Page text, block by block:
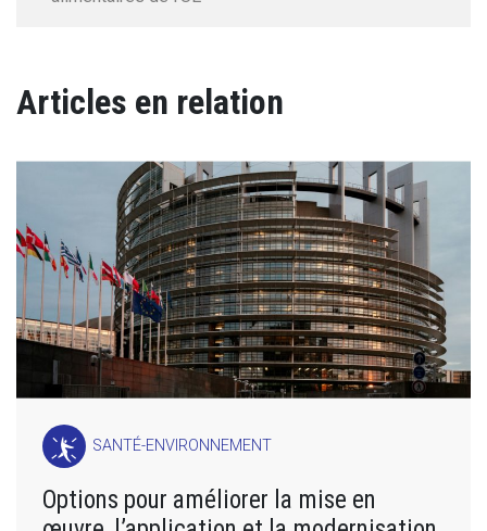
Articles en relation
SANTÉ-ENVIRONNEMENT
Options pour améliorer la mise en